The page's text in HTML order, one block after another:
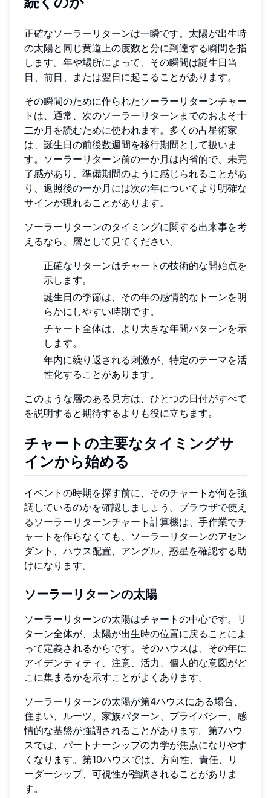
正確なソーラーリターンは一瞬です。太陽が出生時
の太陽と同じ黄道上の度数と分に到達する瞬間を指
します。年や場所によって、その瞬間は誕生日当
日、前日、または翌日に起こることがあります。
その瞬間のために作られたソーラーリターンチャー
トは、通常、次のソーラーリターンまでのおよそ十
二か月を読むために使われます。多くの占星術家
は、誕生日の前後数週間を移行期間として扱いま
す。ソーラーリターン前の一か月は内省的で、未完
了感があり、準備期間のように感じられることがあ
り、返照後の一か月には次の年についてより明確な
サインが現れることがあります。
ソーラーリターンのタイミングに関する出来事を考
えるなら、層として見てください。
正確なリターンはチャートの技術的な開始点を
示します。
誕生日の季節は、その年の感情的なトーンを明
らかにしやすい時期です。
チャート全体は、より大きな年間パターンを示
します。
年内に繰り返される刺激が、特定のテーマを活
性化することがあります。
このような層のある見方は、ひとつの日付がすべて
を説明すると期待するよりも役に立ちます。
チャートの主要なタイミングサ
インから始める
イベントの時期を探す前に、そのチャートが何を強
調しているのかを確認しましょう。 ブラウザで使え
るソーラーリターンチャート計算機は、手作業でチ
ャートを作らなくても、ソーラーリターンのアセン
ダント、ハウス配置、アングル、惑星を確認する助
けになります。
ソーラーリターンの太陽
ソーラーリターンの太陽はチャートの中心です。リ
ターン全体が、太陽が出生時の位置に戻ることによ
って定義されるからです。そのハウスは、その年に
アイデンティティ、注意、活力、個人的な意図がど
こに集まるかを示すことがよくあります。
ソーラーリターンの太陽が第4ハウスにある場合、
住まい、ルーツ、家族パターン、プライバシー、感
情的な基盤が強調されることがあります。第7ハウ
スでは、パートナーシップの力学が焦点になりやす
くなります。第10ハウスでは、方向性、責任、リ
ーダーシップ、可視性が強調されることがありま
す。